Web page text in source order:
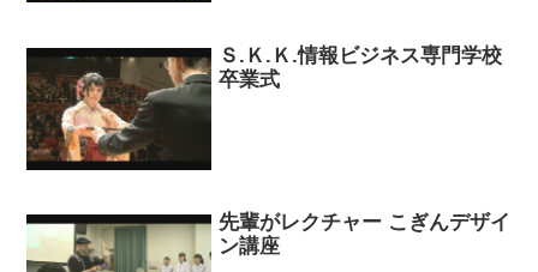
Ｓ.Ｋ.Ｋ.情報ビジネス専門学校
卒業式
先輩がレクチャー こぎんデザイ
ン講座